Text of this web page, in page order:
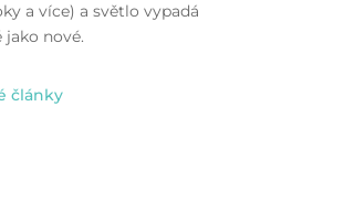
a více) a světlo vypadá
nové.
články